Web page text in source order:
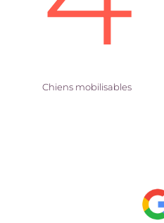
Chiens mobilisables